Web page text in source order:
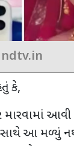
ndtv.in
કે,
આવી
સાથે આ મળ્યું